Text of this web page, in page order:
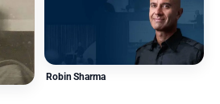
Robin Sharma